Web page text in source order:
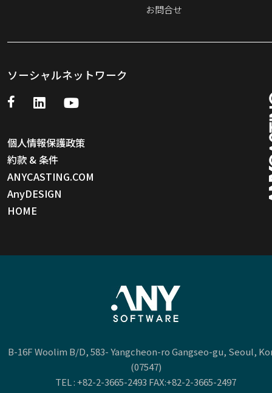
お問合せ
ソーシャルネットワーク
個人情報保護政策
約款 & 条件
ANYCASTING.COM
AnyDESIGN
HOME
B-16F Woolim B/D, 583- Yangcheon-ro Gangseo-gu, Seoul,
(07547)
TEL :+82-2-3665-2493 FAX:+82-2-3665-2497